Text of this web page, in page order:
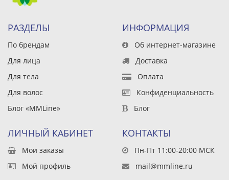
РАЗДЕЛЫ
По брендам
Для лица
Для тела
Для волос
Блог «MMLine»
ИНФОРМАЦИЯ
Об интернет-магазине
Доставка
Оплата
Конфиденциальность
Блог
ЛИЧНЫЙ КАБИНЕТ
Мои заказы
Мой профиль
КОНТАКТЫ
Пн-Пт 11:00-20:00 МСК
mail@mmline.ru